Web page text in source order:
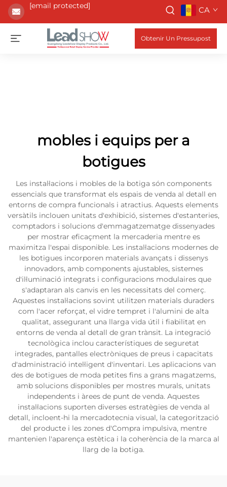
[email protected] CA
Obtenir Un Pressupost
mobles i equips per a
botigues
Les instal·lacions i mobles de la botiga són components
essencials que transformat els espais de venda al detall en
entorns de compra funcionals i atractius. Aquests elements
versàtils inclouen unitats d'exhibició, sistemes d'estanteries,
comptadors i solucions d'emmagatzematge dissenyades
per mostrar eficaçment la mercaderia mentre es
maximitza l'espai disponible. Les instal·lacions modernes de
les botigues incorporen materials avançats i dissenys
innovadors, amb components ajustables, sistemes
d'il·luminació integrats i configuracions modulaires que
s'adaptaran als canvis en les necessitats del comerç.
Aquestes instal·lacions sovint utilitzen materials duraders
com l'acer reforçat, el vidre tempret i l'alumini de alta
qualitat, assegurant una llarga vida útil i fiabilitat en
entorns de venda al detall de gran trànsit. La integració
tecnològica inclou característiques de seguretat
integrades, pantalles electròniques de preus i capacitats
d'administració intel·ligent d'inventari. Les aplicacions van
des de botigues de moda petites fins a grans magatzems,
amb solucions disponibles per mostres murals, unitats
independents i àrees de punt de venda. Aquestes
instal·lacions suporten diverses estratègies de venda al
detall, incloent-hi la mercadotecnia visual, la categorització
del producte i les zones d'Compra impulsiva, mentre
mantenien l'aparença estètica i la coherència de la marca al
llarg de la botiga.